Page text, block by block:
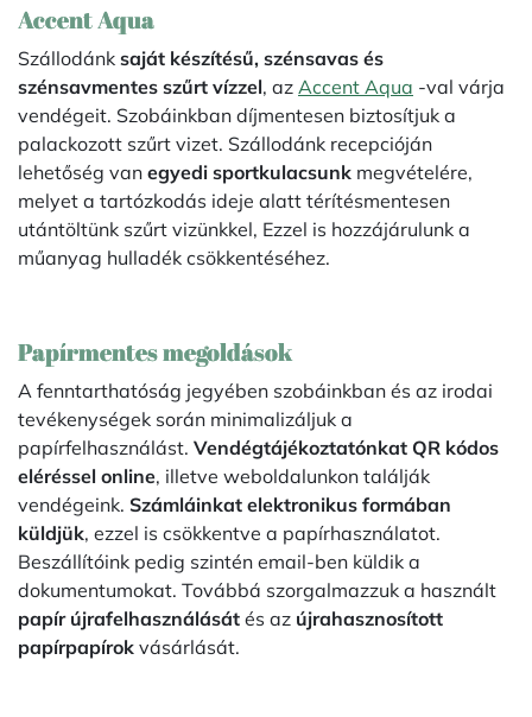
Accent Aqua
Szállodánk saját készítésű, szénsavas és
szénsavmentes szűrt vízzel, az Accent Aqua -val várja
vendégeit. Szobáinkban díjmentesen biztosítjuk a
palackozott szűrt vizet. Szállodánk recepcióján
lehetőség van egyedi sportkulacsunk megvételére,
melyet a tartózkodás ideje alatt térítésmentesen
utántöltünk szűrt vizünkkel, Ezzel is hozzájárulunk a
műanyag hulladék csökkentéséhez.
Papírmentes megoldások
A fenntarthatóság jegyében szobáinkban és az irodai
tevékenységek során minimalizáljuk a
papírfelhasználást. Vendégtájékoztatónkat QR kódos
eléréssel online, illetve weboldalunkon találják
vendégeink. Számláinkat elektronikus formában
küldjük, ezzel is csökkentve a papírhasználatot.
Beszállítóink pedig szintén email-ben küldik a
dokumentumokat. Továbbá szorgalmazzuk a használt
papír újrafelhasználását és az újrahasznosított
papírpapírok vásárlását.